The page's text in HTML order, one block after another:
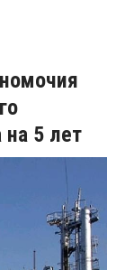
на 5 лет